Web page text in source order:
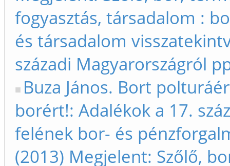
fogyasztás, társadalom :
és társadalom
századi Magyarországról
Buza János. Bort
borért!: Adalékok a 17.
felének bor- és
(2013) Megjelent: Szőlő,